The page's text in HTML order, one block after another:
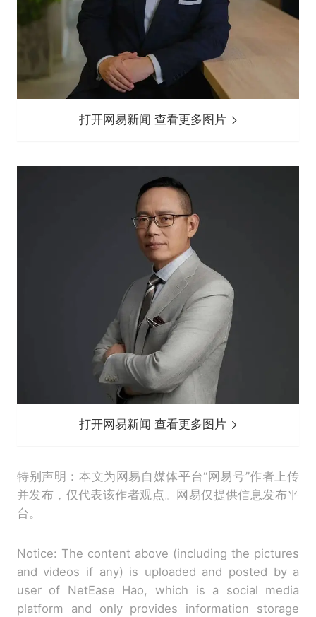
打开网易新闻 查看更多图片
打开网易新闻 查看更多图片
特别声明：本文为网易自媒体平台“网易号”作者上传
并发布，仅代表该作者观点。网易仅提供信息发布平
台。
Notice: The content above (including the pictures
and videos if any) is uploaded and posted by a
user of NetEase Hao, which is a social media
platform and only provides information storage